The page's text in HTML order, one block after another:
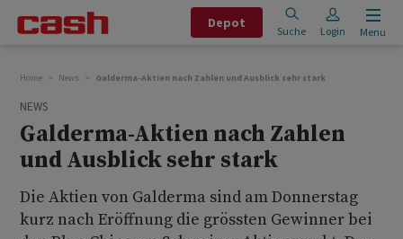
Depot
Suche Login Menu
Home News Galderma-Aktien nach Zahlen und Ausblick sehr stark
NEWS
Galderma-Aktien nach Zahlen
und Ausblick sehr stark
Die Aktien von Galderma sind am Donnerstag
kurz nach Eröffnung die grössten Gewinner bei